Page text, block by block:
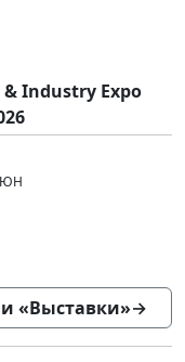
& Industry Expo
«Выставки»→